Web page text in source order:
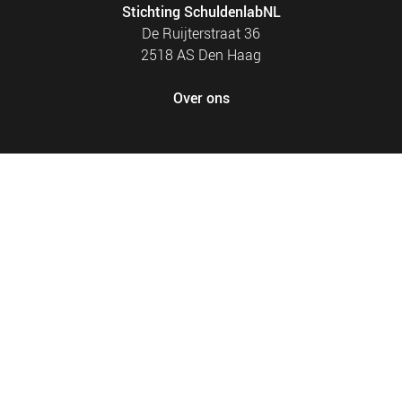
Stichting SchuldenlabNL
De Ruijterstraat 36
2518 AS Den Haag
Over ons